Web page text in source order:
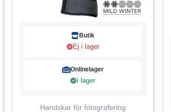
Butik
Ej i lager
Onlinelager
I lager
Handskar för fotografering